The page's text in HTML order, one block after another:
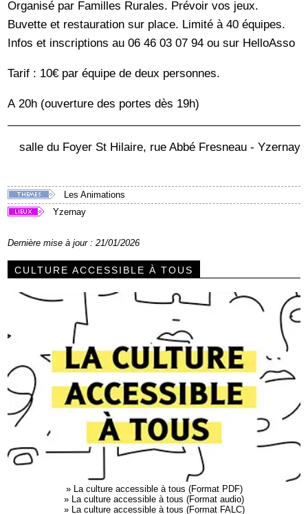
Organisé par Familles Rurales. Prévoir vos jeux.
Buvette et restauration sur place. Limité à 40 équipes.
Infos et inscriptions au 06 46 03 07 94 ou sur HelloAsso
Tarif : 10€ par équipe de deux personnes.
A 20h (ouverture des portes dès 19h)
salle du Foyer St Hilaire, rue Abbé Fresneau - Yzernay
Les Animations
Yzernay
Dernière mise à jour : 21/01/2026
CULTURE ACCESSIBLE À TOUS
»
La culture accessible à tous (Format PDF)
»
La culture accessible à tous (Format audio)
»
La culture accessible à tous (Format FALC)